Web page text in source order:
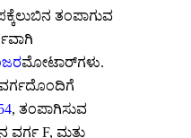
ತಂಪಾಗುವ
ಮೋಟಾರ್‌ಗಳು.
ವರ್ಗದೊಂದಿಗೆ
, ತಂಪಾಗಿಸುವ
F, ಮತ್ತು